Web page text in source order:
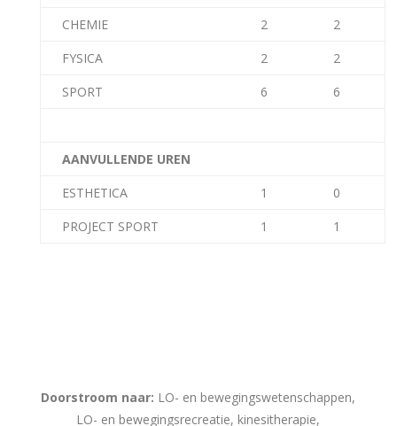
CHEMIE
2
2
FYSICA
2
2
SPORT
6 6
AANVULLENDE UREN
ESTHETICA
1
0
PROJECT SPORT
1 1
Doorstroom naar: LO- en bewegingswetenschappen,
LO- en bewegingsrecreatie, kinesitherapie,